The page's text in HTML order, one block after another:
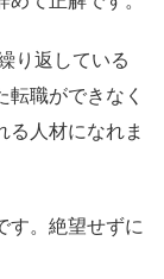
り返している
転職ができなく
る人材になれま
す。絶望せずに